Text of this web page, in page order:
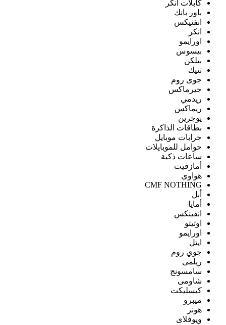
كابلات انكر
باور بانك
انفنيكس
انكر
اورايمو
بيسوس
بيلكن
تتيك
جوى روم
جيرماكس
ريدمي
ريماكس
يوجرين
بطاقات الذاكرة
جرابات موبايل
حوامل للموبايلات
ساعات ذكية
أمازفيت
هواوى
CMF NOTHING
أبل
أمايا
انفينكس
اوتيتو
اورايمو
ايتل
جوي روم
ريلمى
سامسونج
شاومى
كيسليكت
ميبرو
هونر
ويوفلاى